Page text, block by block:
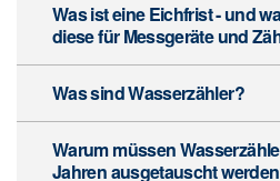
Was ist eine Eichfrist - und
diese für Messgeräte und
Was sind Wasserzähler?
Warum müssen
Jahren ausgetauscht